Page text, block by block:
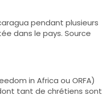
pendant plusieurs
dans le pays. Source
in Africa ou ORFA)
tant de chrétiens sont